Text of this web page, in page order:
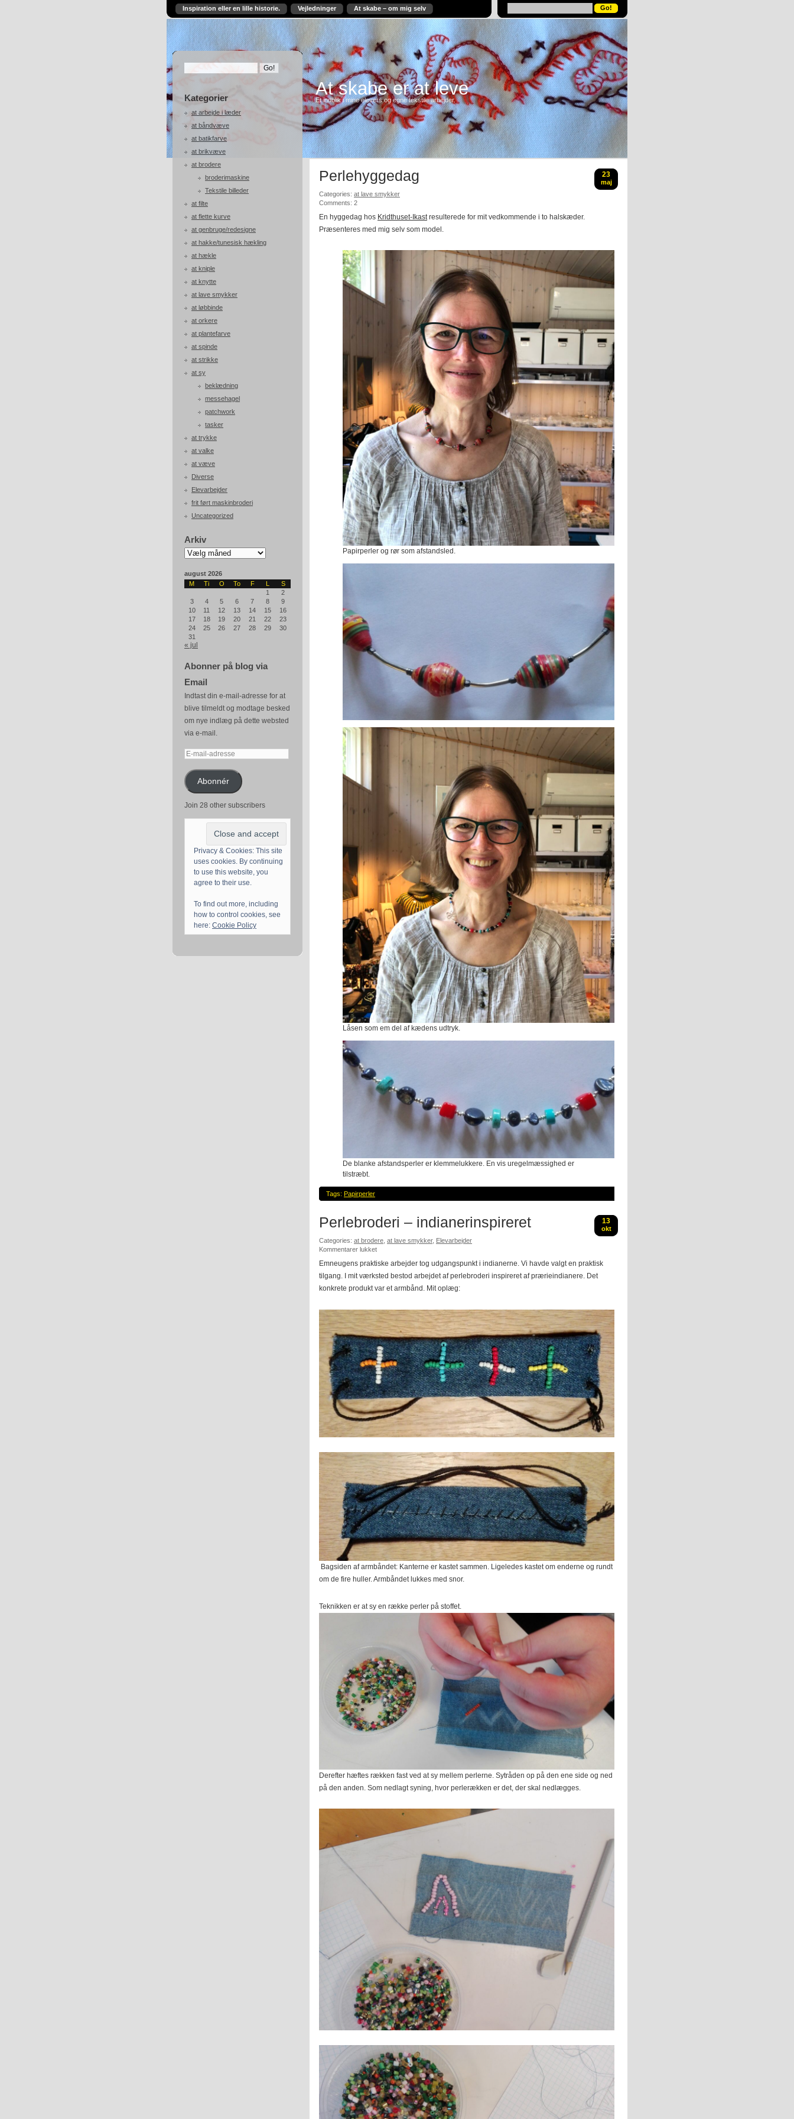
Inspiration eller en lille historie. Vejledninger At skabe – om mig selv
Kategorier
at arbejde i læder
at båndvæve
at batikfarve
at brikvæve
at brodere
broderimaskine
Tekstile billeder
at filte
at flette kurve
at genbruge/redesigne
at hakke/tunesisk hækling
at hækle
at kniple
at knytte
at lave smykker
at løbbinde
at orkere
at plantefarve
at spinde
at strikke
at sy
beklædning
messehagel
patchwork
tasker
at trykke
at valke
at væve
Diverse
Elevarbejder
frit ført maskinbroderi
Uncategorized
Arkiv
Arkiv
august 2026
M
Ti O To F L
S
1
2
3
4 5 6 7 8
9
10
11 12 13 14 15
16
17
18 19 20 21 22
23
24
25 26 27 28 29
30
31
« jul
Abonner på blog via
Email
Indtast din e-mail-adresse for at
blive tilmeldt og modtage besked
om nye indlæg på dette websted
via e-mail.
E-
adresseAbonnér
Join 28 other subscribers
Privacy & Cookies: This site
uses cookies. By continuing
to use this website, you
agree to their use.
To find out more, including
how to control cookies, see
here: Cookie Policy
At skabe er at leve
Et indblik i mine elevers og egne tekstile arbejder.
Perlehyggedag 23
maj
Categories: at lave smykker
Comments: 2
En hyggedag hos Kridthuset-Ikastresulterede for mit vedkommende i to halskæder.
Præsenteres med mig selv som model.
Papirperler og rør som afstandsled.
Låsen som em del af kædens udtryk.
De blanke afstandsperler er klemmelukkere. En vis uregelmæssighed er
tilstræbt.
Tags: Papirperler
Perlebroderi – indianerinspireret 13
okt
Categories: at brodere at lave smykker, Elevarbejder
Kommentarer lukkettil
–
indianerinspireret
Emneugens praktiske arbejder tog udgangspunkt i indianerne. Vi havde valgt en praktisk
tilgang. I mit værksted bestod arbejdet af perlebroderi inspireret af prærieindianere. Det
konkrete produkt var et armbånd. Mit oplæg:
Bagsiden af armbåndet: Kanterne er kastet sammen. Ligeledes kastet om enderne og rundt
om de fire huller. Armbåndet lukkes med snor.
Teknikken er at sy en række perler på stoffet.
Derefter hæftes rækken fast ved at sy mellem perlerne. Sytråden op på den ene side og ned
på den anden. Som nedlagt syning, hvor perlerækken er det, der skal nedlægges.